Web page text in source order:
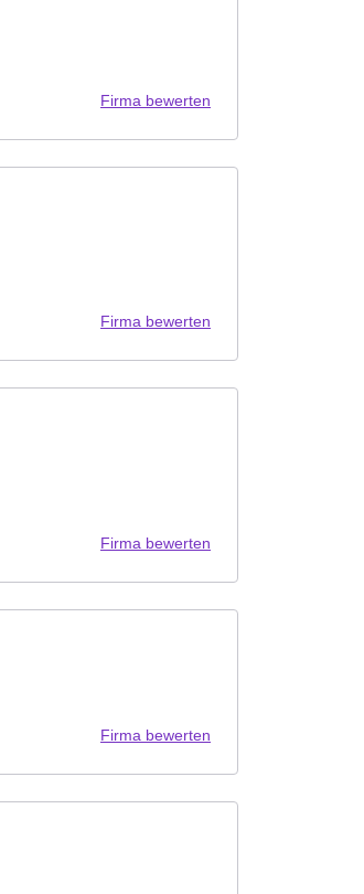
Firma bewerten
Firma bewerten
Firma bewerten
Firma bewerten